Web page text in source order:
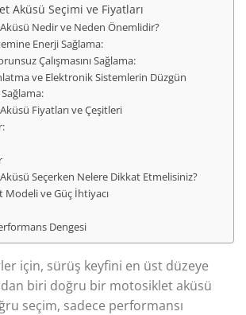
Aküsü Seçimi ve Fiyatları
Nedir ve Neden Önemlidir?
Enerji Sağlama:
Çalışmasını Sağlama:
ve Elektronik Sistemlerin Düzgün
Sağlama:
Fiyatları ve Çeşitleri
Seçerken Nelere Dikkat Etmelisiniz?
ve Güç İhtiyacı
Dengesi
için, sürüş keyfini en üst düzeye
biri doğru bir motosiklet aküsü
seçim, sadece performansı